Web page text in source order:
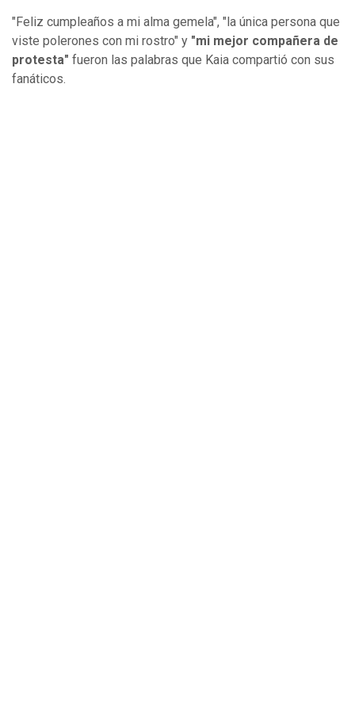
"Feliz cumpleaños a mi alma gemela", "la única persona que
viste polerones con mi rostro" y "mi mejor compañera de
protesta" fueron las palabras que Kaia compartió con sus
fanáticos.